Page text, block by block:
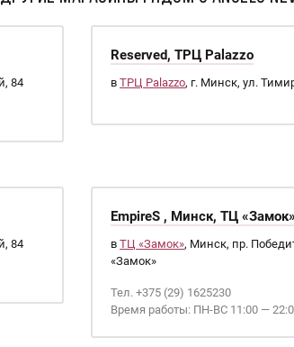
84
Reserved, ТРЦ Palazzo
в ТРЦ Palazzo, г. Минск, ул.
84
EmpireS , Минск, ТЦ «Замок»
в ТЦ «Замок», Минск, пр.
«Замок»
Тел. +375 (29) 1625230
Время работы: ПН-ВС 11:00 —